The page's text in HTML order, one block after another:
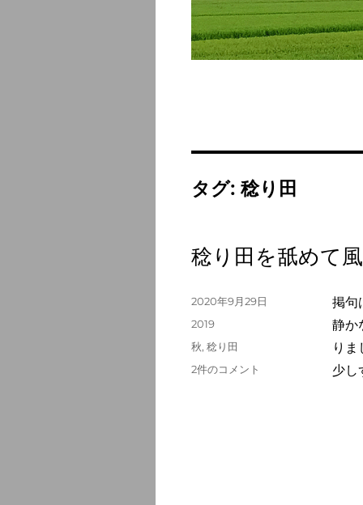
タグ: 稔り田
稔り田を舐めて
掲句
静か
りま
少し
投
2020年9月29日
カ
テ
リ
2019
タ
グ
秋, 稔り田
稔
2件のコメント